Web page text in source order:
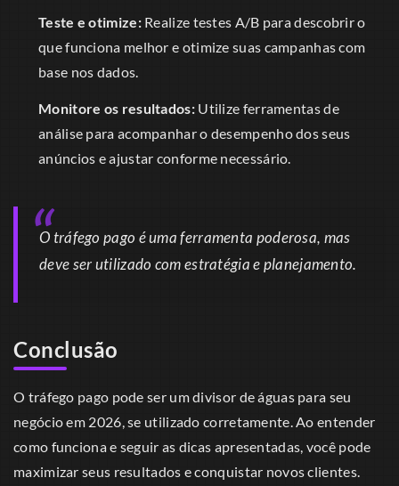
Teste e otimize:Realize testes A/B para descobrir o
que funciona melhor e otimize suas campanhas com
base nos dados.
Monitore os resultados:Utilize ferramentas de
análise para acompanhar o desempenho dos seus
anúncios e ajustar conforme necessário.
O tráfego pago é uma ferramenta poderosa, mas
deve ser utilizado com estratégia e planejamento.
Conclusão
O tráfego pago pode ser um divisor de águas para seu
negócio em 2026, se utilizado corretamente. Ao entender
como funciona e seguir as dicas apresentadas, você pode
maximizar seus resultados e conquistar novos clientes.